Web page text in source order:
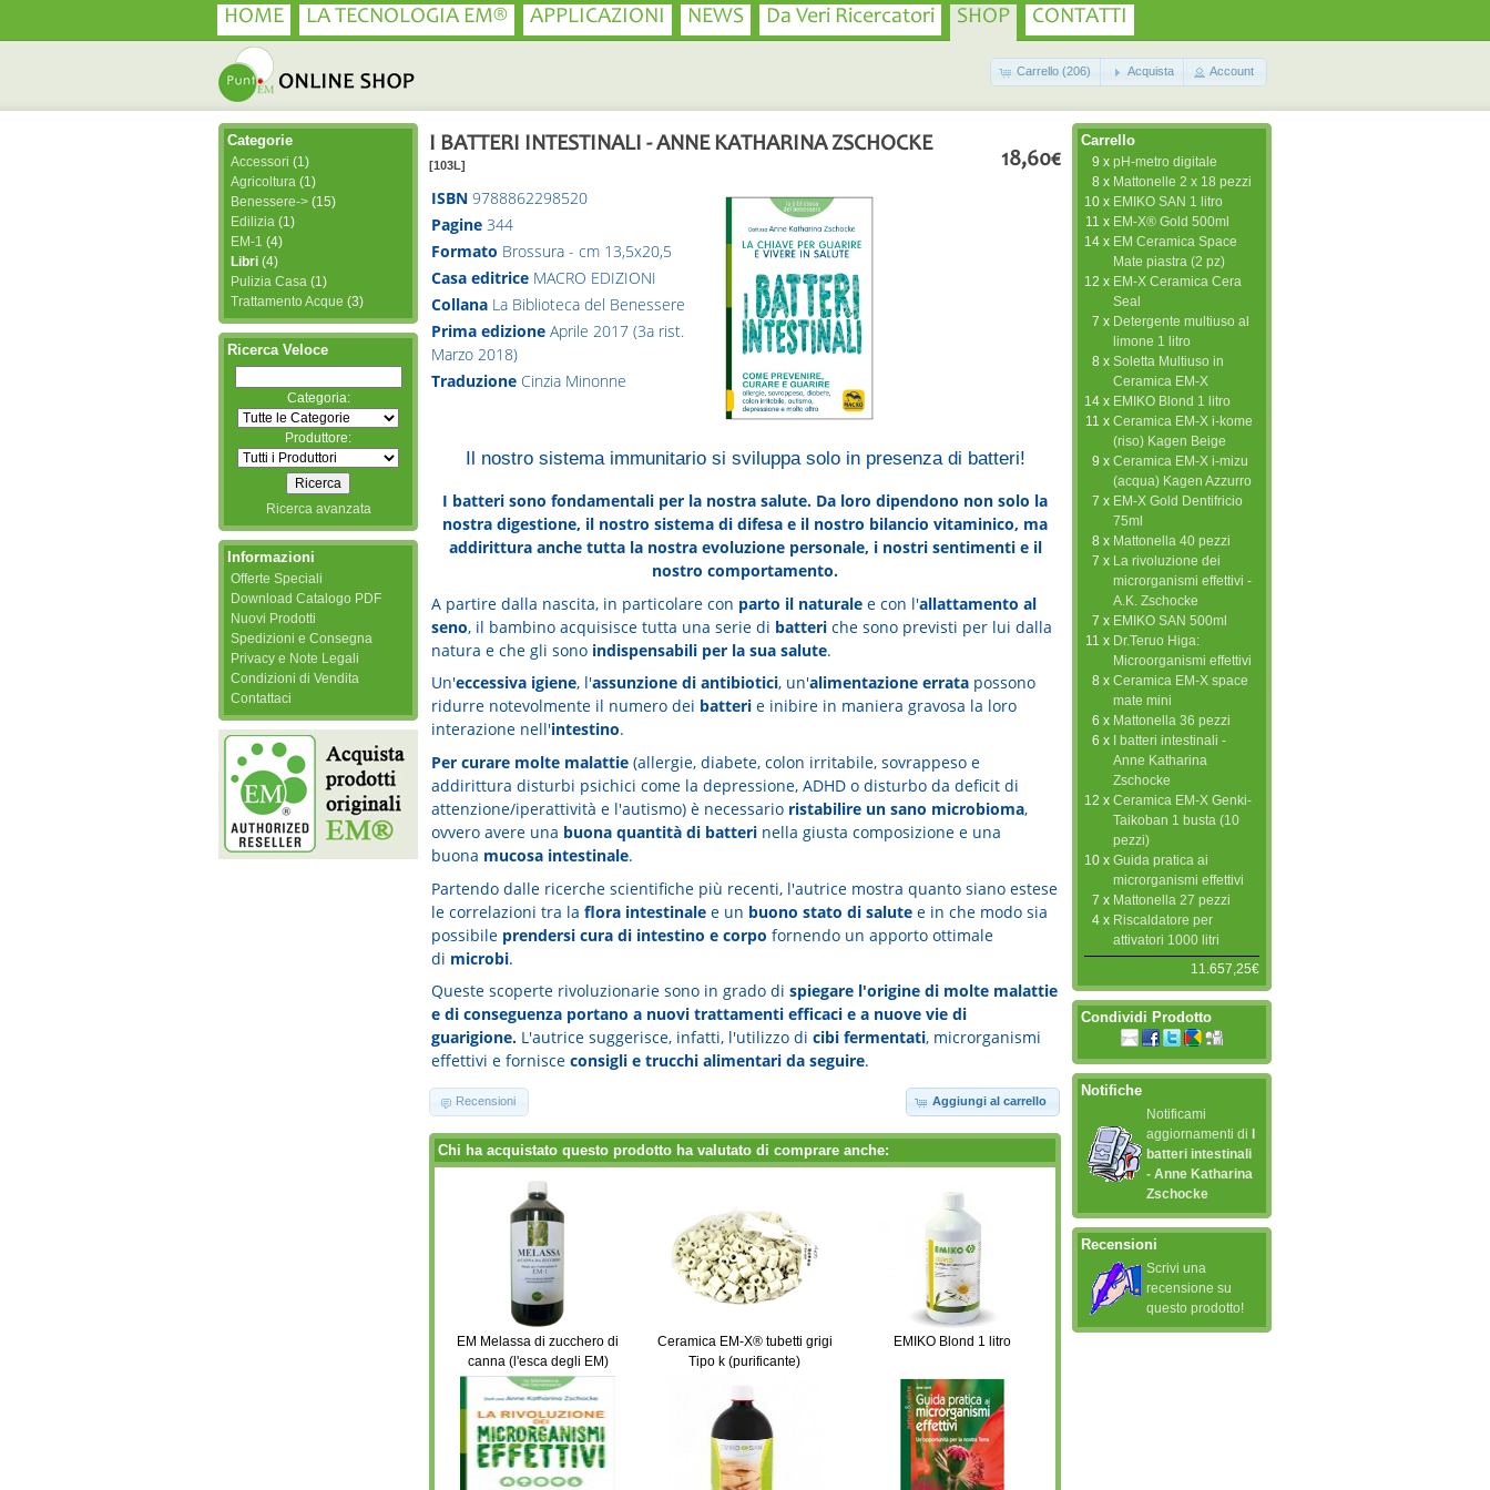
HOME LA TECNOLOGIA EM® APPLICAZIONI NEWS Da Veri Ricercatori SHOP CONTATTI
Carrello (206) Acquista Account
18,60€
I BATTERI INTESTINALI - ANNE KATHARINA ZSCHOCKE
[103L]
ISBN 9788862298520
Pagine 344
Formato Brossura - cm 13,5x20,5
Casa editrice MACRO EDIZIONI
Collana La Biblioteca del Benessere
Prima edizione Aprile 2017 (3a rist.
Marzo 2018)
Traduzione Cinzia Minonne
Il nostro sistema immunitario si sviluppa solo in presenza di batteri!
I batteri sono fondamentali per la nostra salute. Da loro dipendono non solo la
nostra digestione, il nostro sistema di difesa e il nostro bilancio vitaminico, ma
addirittura anche tutta la nostra evoluzione personale, i nostri sentimenti e il
nostro comportamento.
A partire dalla nascita, in particolare con parto il naturale e con l'allattamento al
seno, il bambino acquisisce tutta una serie di batteri che sono previsti per lui dalla
natura e che gli sono indispensabili per la sua salute.
Un'eccessiva igiene, l'assunzione di antibiotici, un'alimentazione errata possono
ridurre notevolmente il numero dei batteri e inibire in maniera gravosa la loro
interazione nell'intestino.
Per curare molte malattie (allergie, diabete, colon irritabile, sovrappeso e
addirittura disturbi psichici come la depressione, ADHD o disturbo da deficit di
attenzione/iperattività e l'autismo) è necessario ristabilire un sano microbioma,
ovvero avere una buona quantità di batteri nella giusta composizione e una
buona mucosa intestinale.
Partendo dalle ricerche scientifiche più recenti, l'autrice mostra quanto siano estese
le correlazioni tra la flora intestinale e un buono stato di salute e in che modo sia
possibile prendersi cura di intestino e corpo fornendo un apporto ottimale
di microbi.
Queste scoperte rivoluzionarie sono in grado di spiegare l'origine di molte malattie
e di conseguenza portano a nuovi trattamenti efficaci e a nuove vie di
guarigione. L'autrice suggerisce, infatti, l'utilizzo di cibi fermentati, microrganismi
effettivi e fornisce consigli e trucchi alimentari da seguire.
Aggiungi al carrello
Recensioni
Chi ha acquistato questo prodotto ha valutato di comprare anche:
EM Melassa di zucchero di
canna (l'esca degli EM)
Ceramica EM-X® tubetti grigi
Tipo k (purificante)
EMIKO Blond 1 litro
Categorie
Accessori (1)
Agricoltura (1)
Benessere-> (15)
Edilizia (1)
EM-1 (4)
Libri (4)
Pulizia Casa (1)
Trattamento Acque (3)
Ricerca Veloce
Categoria:
Produttore:
Ricerca avanzata
Informazioni
Offerte Speciali
Download Catalogo PDF
Nuovi Prodotti
Spedizioni e Consegna
Privacy e Note Legali
Condizioni di Vendita
Contattaci
Carrello
9 x pH-metro digitale
8 x Mattonelle 2 x 18 pezzi
10 x EMIKO SAN 1 litro
11 x EM-X® Gold 500ml
14 x EM Ceramica Space
Mate piastra (2 pz)
12 x EM-X Ceramica Cera
Seal
7 x Detergente multiuso al
limone 1 litro
8 x Soletta Multiuso in
Ceramica EM-X
14 x EMIKO Blond 1 litro
11 x Ceramica EM-X i-kome
(riso) Kagen Beige
9 x Ceramica EM-X i-mizu
(acqua) Kagen Azzurro
7 x EM-X Gold Dentifricio
75ml
8 x Mattonella 40 pezzi
7 x La rivoluzione dei
microrganismi effettivi -
A.K. Zschocke
7 x EMIKO SAN 500ml
11 x Dr.Teruo Higa:
Microorganismi effettivi
8 x Ceramica EM-X space
mate mini
6 x Mattonella 36 pezzi
6 x
I batteri intestinali -
Anne Katharina
Zschocke
12 x Ceramica EM-X Genki-
Taikoban 1 busta (10
pezzi)
10 x Guida pratica ai
microrganismi effettivi
7 x Mattonella 27 pezzi
4 x Riscaldatore per
attivatori 1000 litri
11.657,25€
Condividi Prodotto
Notifiche
Notificami
aggiornamenti di
batteri intestinali
- Anne Katharina
Zschocke
Recensioni
Scrivi una
recensione su
questo prodotto!